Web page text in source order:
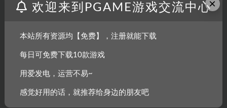
操作系统:Windows 10
内存:8 GB RAM
RAM.
×
欢迎来到PGAME游戏交流中心
本站所有资源均【免费】，注册就能下载
每日可免费下载10款游戏
用爱发电，运营不易~
感觉好用的话，就推荐给身边的朋友吧